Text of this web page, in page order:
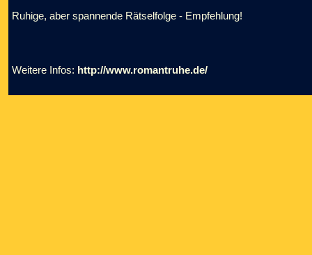
Ruhige, aber spannende Rätselfolge - Empfehlung!
Weitere Infos: http://www.romantruhe.de/